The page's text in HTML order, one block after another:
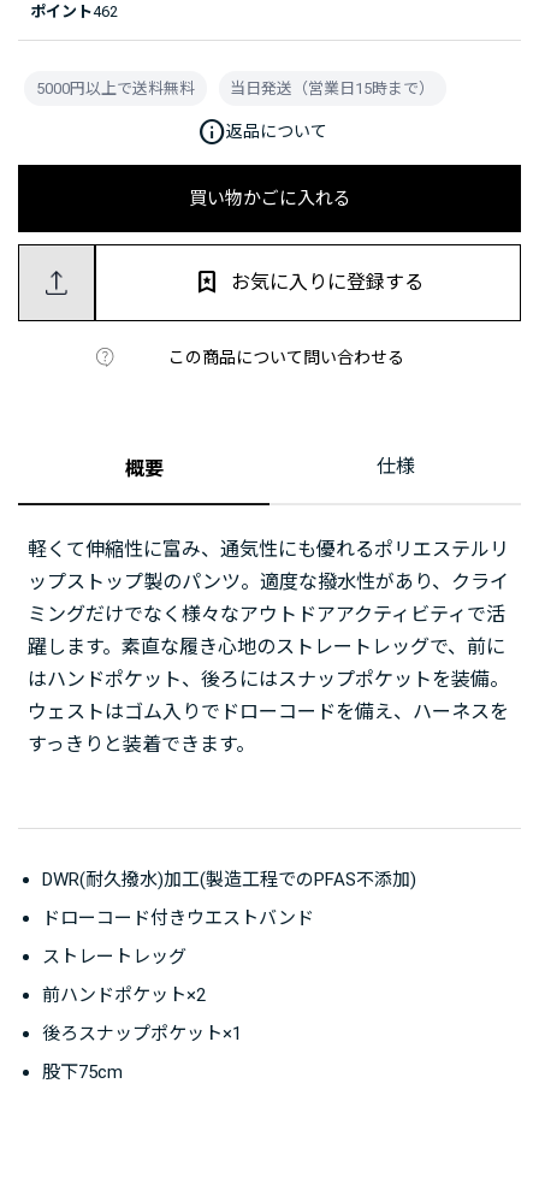
ポイント462
買い物かごに入れる
この商品について問い合わせる
お気に入りに登録する
5000円以上で送料無料 当日発送（営業日15時まで）
info返品について
概要 仕様
軽くて伸縮性に富み、通気性にも優れるポリエステルリ
ップストップ製のパンツ。適度な撥水性があり、クライ
ミングだけでなく様々なアウトドアアクティビティで活
躍します。素直な履き心地のストレートレッグで、前に
はハンドポケット、後ろにはスナップポケットを装備。
ウェストはゴム入りでドローコードを備え、ハーネスを
すっきりと装着できます。
DWR(耐久撥水)加工(製造工程でのPFAS不添加)
ドローコード付きウエストバンド
ストレートレッグ
前ハンドポケット×2
後ろスナップポケット×1
股下75cm